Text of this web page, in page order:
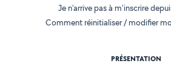
Je n'arrive pas à m'inscrire
Comment réinitialiser / modifier
PRÉSENTATION